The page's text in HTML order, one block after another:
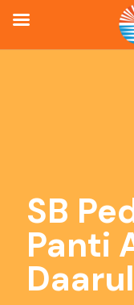
SB
Panti